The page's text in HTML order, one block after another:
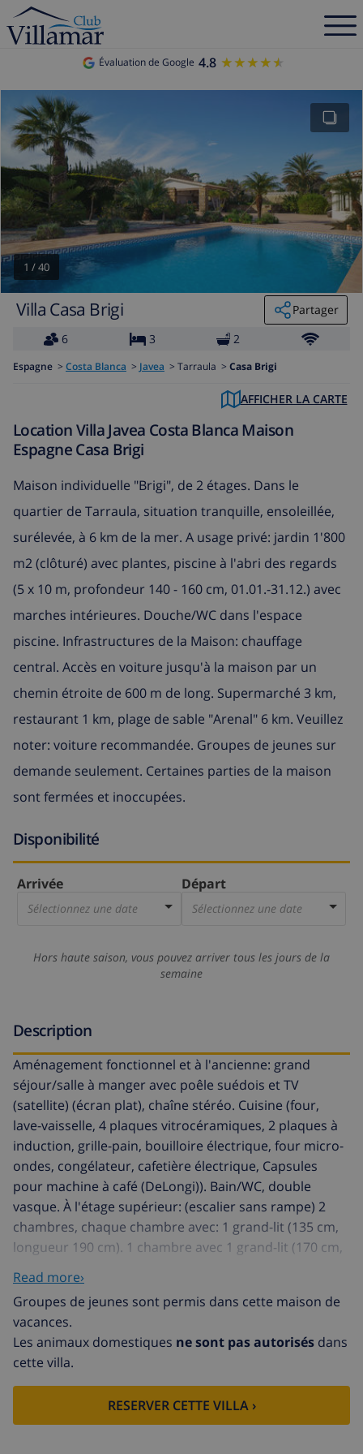
Évaluation de Google 4.8 ★★★★★
★★★★★
1 /40
Villa Casa Brigi
Partager
6
3 2
Espagne > Costa Blanca > Javea > Tarraula > Casa Brigi
AFFICHER LA CARTE
Location Villa Javea Costa Blanca Maison
Espagne Casa Brigi
Maison individuelle "Brigi", de 2 étages. Dans le
quartier de Tarraula, situation tranquille, ensoleillée,
surélevée, à 6 km de la mer. A usage privé: jardin 1'800
m2 (clôturé) avec plantes, piscine à l'abri des regards
(5 x 10 m, profondeur 140 - 160 cm, 01.01.-31.12.) avec
marches intérieures. Douche/WC dans l'espace
piscine. Infrastructures de la Maison: chauffage
central. Accès en voiture jusqu'à la maison par un
chemin étroite de 600 m de long. Supermarché 3 km,
restaurant 1 km, plage de sable "Arenal" 6 km. Veuillez
noter: voiture recommandée. Groupes de jeunes sur
demande seulement. Certaines parties de la maison
sont fermées et inoccupées.
Disponibilité
Arrivée
Sélectionnez une date
Départ
Sélectionnez une date
Hors haute saison, vous pouvez arriver tous les jours de la
semaine
Description
Aménagement fonctionnel et à l'ancienne: grand
séjour/salle à manger avec poêle suédois et TV
(satellite) (écran plat), chaîne stéréo. Cuisine (four,
lave-vaisselle, 4 plaques vitrocéramiques, 2 plaques à
induction, grille-pain, bouilloire électrique, four micro-
ondes, congélateur, cafetière électrique, Capsules
pour machine à café (DeLongi)). Bain/WC, double
vasque. À l'étage supérieur: (escalier sans rampe) 2
chambres, chaque chambre avec: 1 grand-lit (135 cm,
longueur 190 cm). 1 chambre avec 1 grand-lit (170 cm,
longueur 200 cm). Sortie sur la terrasse. Douche/WC.
Meubles de terrasse, barbecue électrique, chaises
longues (6), jardin d'hiver. Superbe vue panoramique
sur la mer et la localité. A disposition: lave-linge, fer à
repasser, chaise haute pour enfant, lit bébé, sèche-
cheveux. Internet (Connexion WIFI, gratuit). Place de
parking (cloturée, 3 Voitures) près de la maison. 1
animal/ chien autorisé. AT451914A
Maison individuelle "Brigi", de 2 étages. Dans le
Read more›
Groupes de jeunes sont permis dans cette maison de
vacances.
Les animaux domestiques ne sont pas autorisés dans
cette villa.
RESERVER CETTE VILLA ›